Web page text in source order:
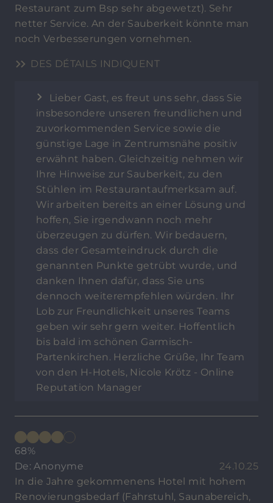
Restaurant zum Bsp sehr abgewetzt). Sehr
netter Service. An der Sauberkeit könnte man
noch Verbesserungen vornehmen.
DES DÉTAILS INDIQUENT
Lieber Gast, es freut uns sehr, dass Sie
insbesondere unseren freundlichen und
zuvorkommenden Service sowie die
günstige Lage in Zentrumsnähe positiv
erwähnt haben. Gleichzeitig nehmen wir
Ihre Hinweise zur Sauberkeit, zu den
Stühlen im Restaurantaufmerksam auf.
Wir arbeiten bereits an einer Lösung und
hoffen, Sie irgendwann noch mehr
überzeugen zu dürfen. Wir bedauern,
dass der Gesamteindruck durch die
genannten Punkte getrübt wurde, und
danken Ihnen dafür, dass Sie uns
dennoch weiterempfehlen würden. Ihr
Lob zur Freundlichkeit unseres Teams
geben wir sehr gern weiter. Hoffentlich
bis bald im schönen Garmisch-
Partenkirchen. Herzliche Grüße, Ihr Team
von den H-Hotels, Nicole Krötz - Online
Reputation Manager
68%
De: Anonyme
24.10.25
In die Jahre gekommenens Hotel mit hohem
Renovierungsbedarf (Fahrstuhl, Saunabereich,